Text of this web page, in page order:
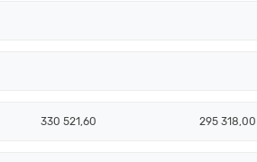
330 521,60 295 318,00